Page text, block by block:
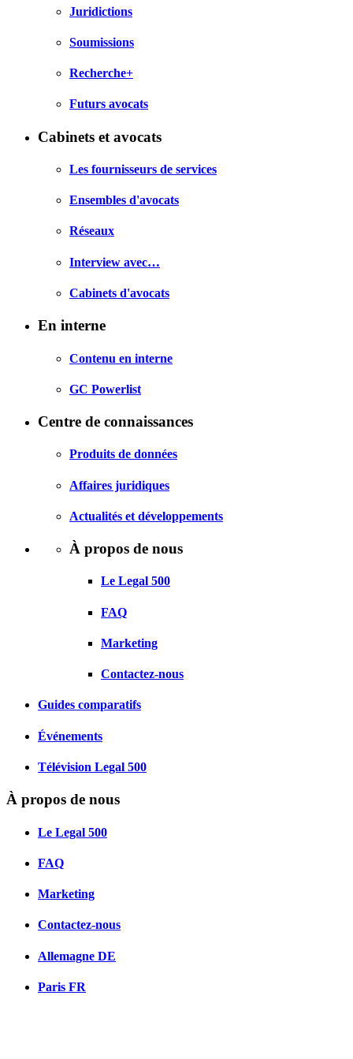
Juridictions
Soumissions
Recherche+
Futurs avocats
Cabinets et avocats
Les fournisseurs de services
Ensembles d'avocats
Réseaux
Interview avec…
Cabinets d'avocats
En interne
Contenu en interne
GC Powerlist
Centre de connaissances
Produits de données
Affaires juridiques
Actualités et développements
À propos de nous
Le Legal 500
FAQ
Marketing
Contactez-nous
Guides comparatifs
Événements
Télévision Legal 500
À propos de nous
Le Legal 500
FAQ
Marketing
Contactez-nous
Allemagne DE
Paris FR